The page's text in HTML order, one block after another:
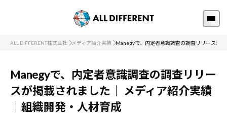
ALL DIFFERENT株式会社 メディア紹介実績 Manegyで、内定者意識調査の調査リリースが
Manegyで、内定者意識調査の調査リリー
スが掲載されました｜ メディア紹介実績
｜組織開発・人材育成